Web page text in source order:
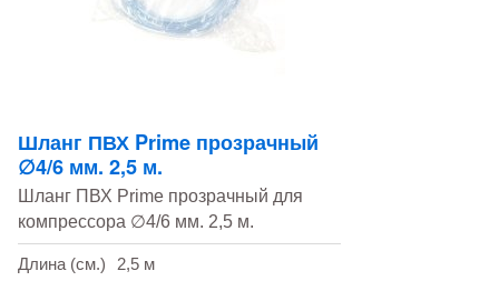
Шланг ПВХ Prime прозрачный
∅4/6 мм. 2,5 м.
Шланг ПВХ Prime прозрачный для
компрессора ∅4/6 мм. 2,5 м.
Длина (см.) 2,5 м